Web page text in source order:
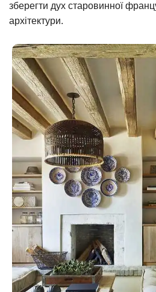
зберегти дух старовинної
архітектури.